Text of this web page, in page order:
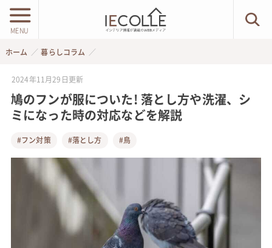
MENU
ホーム 暮らしコラム
2024年11月29日更新
鳩のフンが服についた! 落とし方や洗濯、シ
ミになった時の対応などを解説
#フン対策 #落とし方 #鳥